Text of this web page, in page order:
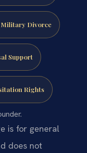
Military Divorce
Support
Rights
is for general
does not